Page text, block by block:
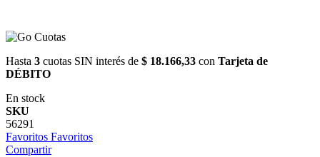
Hasta 3 cuotas SIN interés de $ 18.166,33 con Tarjeta de
DÉBITO
En stock
SKU
56291
Favoritos Favoritos
Compartir